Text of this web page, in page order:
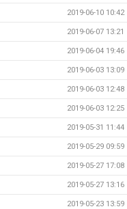
2019-06-10 10:42
2019-06-07 13:21
2019-06-04 19:46
2019-06-03 13:09
2019-06-03 12:48
2019-06-03 12:25
2019-05-31 11:44
2019-05-29 09:59
2019-05-27 17:08
2019-05-27 13:16
2019-05-23 13:59